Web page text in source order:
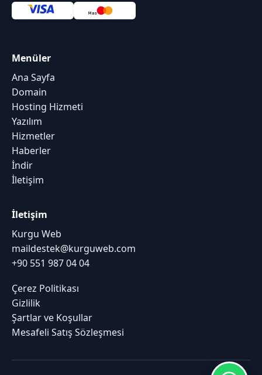
Menüler
Ana Sayfa
Domain
Hosting Hizmeti
Yazılım
Hizmetler
Haberler
İndir
İletişim
İletişim
Kurgu Web
maildestek@kurguweb.com
+90 551 987 04 04
Çerez Politikası
Gizlilik
Şartlar ve Koşullar
Mesafeli Satış Sözleşmesi